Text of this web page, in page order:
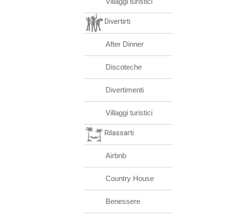
Divertirti
After Dinner
Discoteche
Divertimenti
Villaggi turistici
Rilassarti
Airbnb
Country House
Benessere